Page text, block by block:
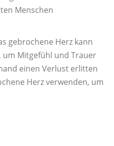
Menschen
gebrochene Herz kann
Mitgefühl und Trauer
einen Verlust erlitten
Herz verwenden, um